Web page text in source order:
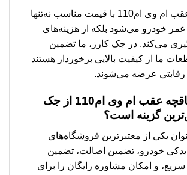
خرید طاقچه عقب ام وی ام110 با قیمت مناسب نه‌تنها
خودرو می‌شود بلکه از هزینه‌های
می‌کند. در جک کارز، ما تضمین
ما از کیفیت بالایی برخوردار هستند
رقابتی عرضه می‌شوند.
چرا خرید طاقچه عقب ام وی ام110 از جک
گزینه است؟
یکی از معتبرترین فروشگاه‌های
یدکی خودرو، تضمین اصالت، تضمین
و امکان مشاوره رایگان را برای